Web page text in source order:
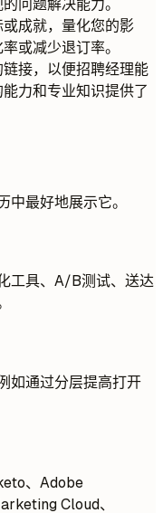
问题解决能力。
成就，量化您的影
或减少退订率。
接，以便招聘经理能
力和专业知识提供了
最好地展示它。
工具、A/B测试、送达
如通过分层提高打开
、Adobe
Cloud、